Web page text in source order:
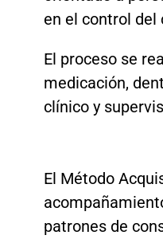
en el control del
El proceso se
medicación,
clínico y
El Método
patrones de